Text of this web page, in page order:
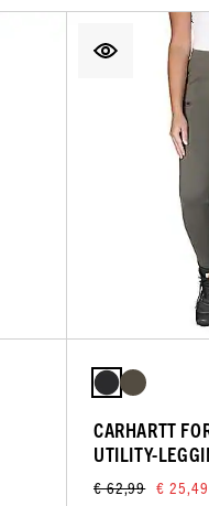
CARHARTT
UTILITY-
€ 62,99 €